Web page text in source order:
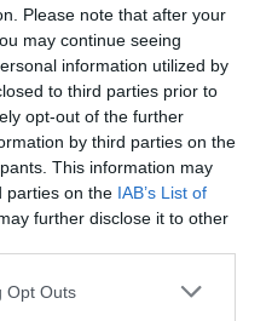
Please note that after your
may continue seeing
information utilized by
to third parties prior to
opt-out of the further
by third parties on the
This information may
parties on the IAB’s List of
further disclose it to other
Opt Outs
29 mai 2013 - 13 h 51 min
RÉPONDRE